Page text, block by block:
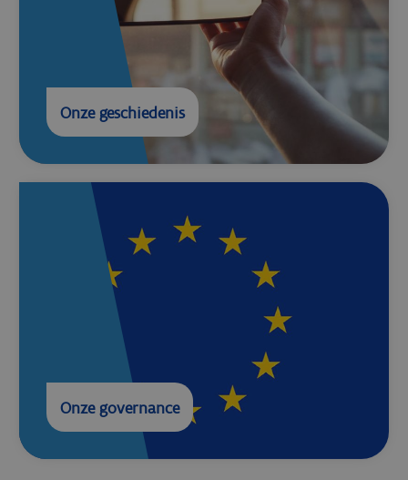
Onze geschiedenis
Onze governance